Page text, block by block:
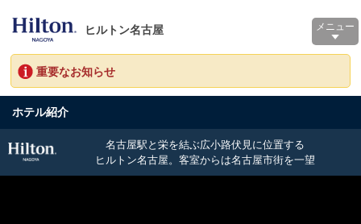
ヒルトン名古屋 メニュー
重要なお知らせ
ホテル紹介
名古屋駅と栄を結ぶ広小路伏見に位置する
ヒルトン名古屋。客室からは名古屋市街を一望